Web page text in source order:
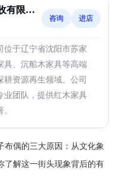
有限公
咨询 进店
位于辽宁省沈阳市苏家
具、沉船木家具等高端
资源再生领域。公司
业团队，提供红木家具
布偶的三大原因：从文化象
了解这一街头现象背后的有